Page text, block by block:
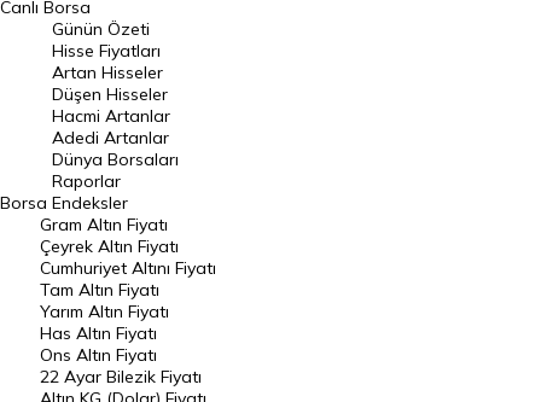
En Çok Artan Hisseler
En Çok Düşen Hisseler
Hacmi Artanlar
Geçmiş Kapanışlar
Dünya Borsaları
Raporlar
Endeksler
DÖVİZ
Döviz Kuru
Dolar Kuru
Canlı Borsa
Borsa
Günün Özeti
Hisse Fiyatları
Artan Hisseler
Düşen Hisseler
Hacmi Artanlar
Adedi Artanlar
Dünya Borsaları
Raporlar
Endeksler
Gram Altın Fiyatı
Çeyrek Altın Fiyatı
Cumhuriyet Altını Fiyatı
Tam Altın Fiyatı
Yarım Altın Fiyatı
Has Altın Fiyatı
Ons Altın Fiyatı
22 Ayar Bilezik Fiyatı